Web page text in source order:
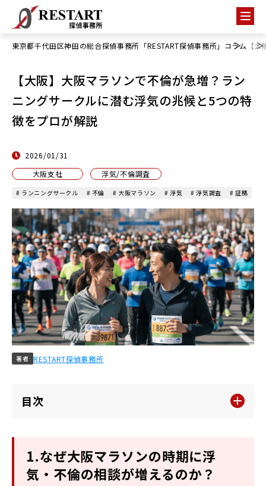
東京都千代田区神田の総合探偵事務所「RESTART探偵事務所」 コラム 【
【大阪】大阪マラソンで不倫が急増？ラン
ニングサークルに潜む浮気の兆候と5つの特
徴をプロが解説
2026/01/31
大阪支社
浮気/不倫調査
# ランニングサークル # 不倫 # 大阪マラソン # 浮気 # 浮気調査 # 証拠
著者 RESTART探偵事務所
目次
1.なぜ大阪マラソンの時期に浮
気・不倫の相談が増えるのか？